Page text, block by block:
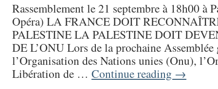
Rassemblement le 21 septembre à 18h00 à
Opéra) LA FRANCE DOIT
PALESTINE LA PALESTINE DOIT
DE L’ONU Lors de la prochaine Assemblée
l’Organisation des Nations unies (Onu),
Libération de … Continue reading →